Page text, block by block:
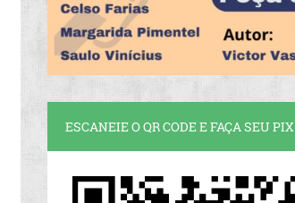
ESCANEIE O QR CODE E FAÇA SEU PIX